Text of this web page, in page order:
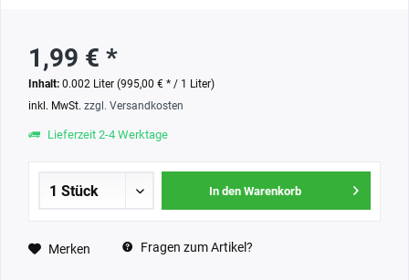
1,99 € *
Inhalt: 0.002 Liter (995,00 € * / 1 Liter)
inkl. MwSt. zzgl. Versandkosten
Lieferzeit 2-4 Werktage
In den Warenkorb
Merken Fragen zum Artikel?